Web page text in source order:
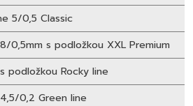
5/0,5 Classic
8/0,5mm s podložkou XXL Premium
podložkou Rocky line
4,5/0,2 Green line